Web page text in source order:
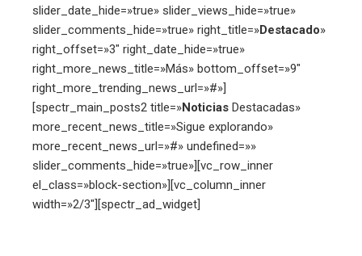
slider_date_hide=»true» slider_views_hide=»true»
slider_comments_hide=»true» right_title=»Destacado»
right_offset=»3″ right_date_hide=»true»
right_more_news_title=»Más» bottom_offset=»9″
right_more_trending_news_url=»#»]
[spectr_main_posts2 title=»Noticias Destacadas»
more_recent_news_title=»Sigue explorando»
more_recent_news_url=»#» undefined=»»
slider_comments_hide=»true»][vc_row_inner
el_class=»block-section»][vc_column_inner
width=»2/3″][spectr_ad_widget]